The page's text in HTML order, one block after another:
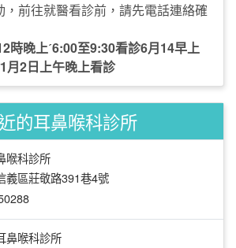
，前往就醫看診前，請先電話連絡確
時晚上ˊ6:00至9:30看診6月14早上
月2日上午晚上看診
的耳鼻喉科診所
喉科診所
義區莊敬路391巷4號
鼻喉科診所